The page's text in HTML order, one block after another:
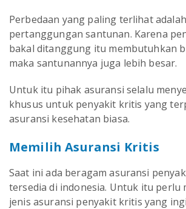
Perbedaan yang paling terlihat
pertanggungan santunan. Karena
bakal ditanggung itu membutuhkan
maka santunannya juga lebih besar.
Untuk itu pihak asuransi selalu
khusus untuk penyakit kritis yang
asuransi kesehatan biasa.
Memilih Asuransi Kritis
Saat ini ada beragam asuransi
tersedia di indonesia. Untuk itu perlu
jenis asuransi penyakit kritis yang